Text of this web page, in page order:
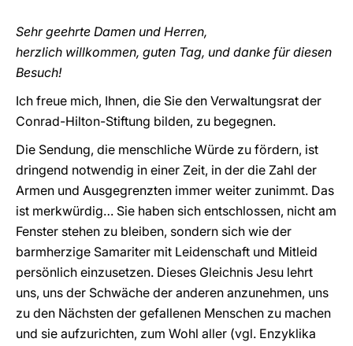
Sehr geehrte Damen und Herren,
herzlich willkommen, guten Tag, und danke für diesen
Besuch!
Ich freue mich, Ihnen, die Sie den Verwaltungsrat der
Conrad-Hilton-Stiftung bilden, zu begegnen.
Die Sendung, die menschliche Würde zu fördern, ist
dringend notwendig in einer Zeit, in der die Zahl der
Armen und Ausgegrenzten immer weiter zunimmt. Das
ist merkwürdig… Sie haben sich entschlossen, nicht am
Fenster stehen zu bleiben, sondern sich wie der
barmherzige Samariter mit Leidenschaft und Mitleid
persönlich einzusetzen. Dieses Gleichnis Jesu lehrt
uns, uns der Schwäche der anderen anzunehmen, uns
zu den Nächsten der gefallenen Menschen zu machen
und sie aufzurichten, zum Wohl aller (vgl. Enzyklika